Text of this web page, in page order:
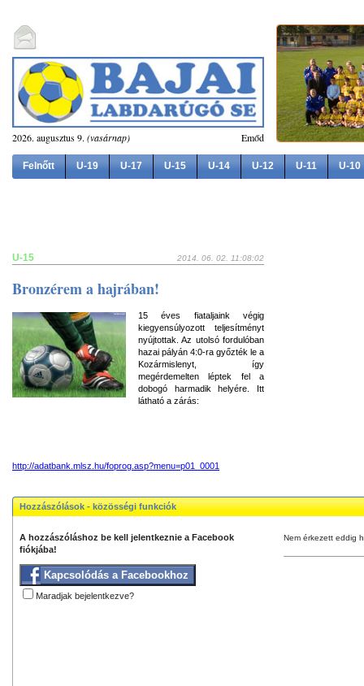
2026. augusztus 9. (vasárnap) Emőd
Felnőtt U-19 U-17 U-15 U-14 U-12 U-11 U-10
U-15 2014. 06. 02. 11:08:02
Bronzérem a hajrában!
15 éves fiataljaink végig
kiegyensúlyozott teljesítményt
nyújtottak. Az utolsó fordulóban
hazai pályán 4:0-ra győzték le a
Kozármislenyt, így
megérdemelten léptek fel a
dobogó harmadik helyére. Itt
látható a zárás:
http://adatbank.mlsz.hu/foprog.asp?menu=p01_0001
Hozzászólások - közösségi funkciók
A hozzászóláshoz be kell jelentkeznie a Facebook
fiókjába!
Kapcsolódás a Facebookhoz
Maradjak bejelentkezve?
Nem érkezett eddig